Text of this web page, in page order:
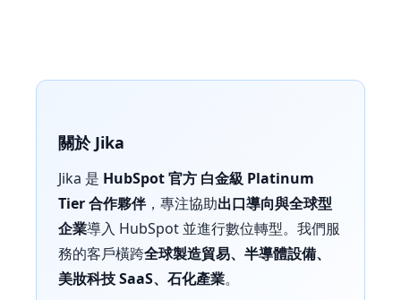
關於 Jika
Jika 是 HubSpot 官方 白金級 Platinum
Tier 合作夥伴，專注協助出口導向與全球型
企業導入 HubSpot 並進行數位轉型。我們服
務的客戶橫跨全球製造貿易、半導體設備、
美妝科技 SaaS、石化產業。